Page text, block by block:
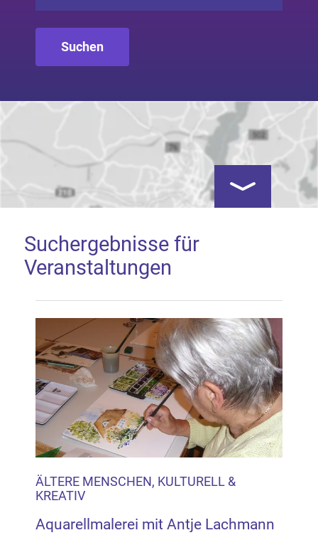
Google Map laden
Mit dem Laden der Karte akzeptieren Sie, dass die
Anwendung Google Maps beim Aktivieren von
Inhalten Cookies auf Ihrem Gerät setzt, z.B. zwecks
Reichweitenmessung und profilbasierter Werbung.
Näheres s.zur Datenschutzerklärung
Hier können Sie Ihre Cookie-
Einstellungen anpassen
Kartenansicht
Suchergebnisse für
Veranstaltungen
ÄLTERE MENSCHEN, KULTURELL &
KREATIV
Aquarellmalerei mit Antje Lachmann